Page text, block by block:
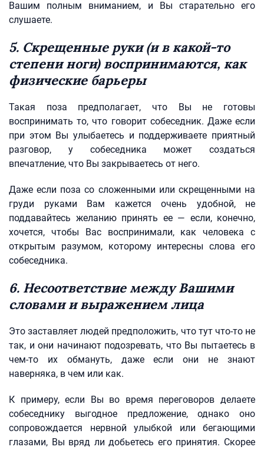
Вашим полным вниманием, и Вы старательно его
слушаете.
5. Скрещенные руки (и в какой-то
степени ноги) воспринимаются, как
физические барьеры
Такая поза предполагает, что Вы не готовы
воспринимать то, что говорит собеседник. Даже если
при этом Вы улыбаетесь и поддерживаете приятный
разговор, у собеседника может создаться
впечатление, что Вы закрываетесь от него.
Даже если поза со сложенными или скрещенными на
груди руками Вам кажется очень удобной, не
поддавайтесь желанию принять ее — если, конечно,
хочется, чтобы Вас воспринимали, как человека с
открытым разумом, которому интересны слова его
собеседника.
6. Несоответствие между Вашими
словами и выражением лица
Это заставляет людей предположить, что тут что-то не
так, и они начинают подозревать, что Вы пытаетесь в
чем-то их обмануть, даже если они не знают
наверняка, в чем или как.
К примеру, если Вы во время переговоров делаете
собеседнику выгодное предложение, однако оно
сопровождается нервной улыбкой или бегающими
глазами, Вы вряд ли добьетесь его принятия. Скорее